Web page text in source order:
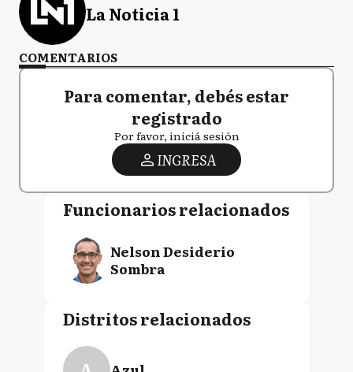
La Noticia 1
COMENTARIOS
Para comentar, debés estar
registrado
Por favor, iniciá sesión
INGRESA
Funcionarios relacionados
Nelson Desiderio
Sombra
Distritos relacionados